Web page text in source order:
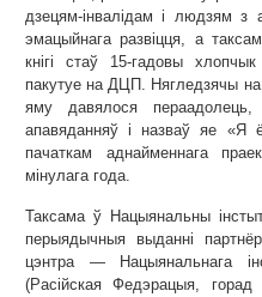
дзецям-інвалідам і людзям з
эмацыйнага развіцця, а
кнігі стаў 15-гадовы
пакутуе на ДЦП. Нягледзячы на
яму давялося
апавяданняў і назваў яе «Я
пачаткам аднайменнага
мінулага года.
Таксама ў Нацыянальны
перыядычныя выданні
цэнтра — Нацыянальнага
(Расійская Федэрацыя,